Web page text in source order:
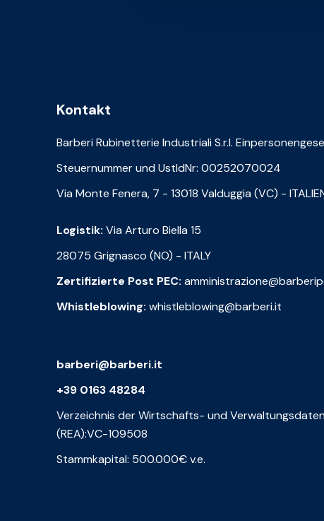
Kontakt
Barberi Rubinetterie Industriali S.r.l.
Steuernummer und UstIdNr: 00252070024
Via Monte Fenera, 7 - 13018 Valduggia (VC) -
Logistik: Via Arturo Biella 15
28075 Grignasco (NO) - ITALY
Zertifizierte Post PEC:
Whistleblowing: whistleblowing@barberi.it
barberi@barberi.it
+39 0163 48284
Verzeichnis der Wirtschafts- und
(REA):VC-109508
Stammkapital: 500.000€ v.e.